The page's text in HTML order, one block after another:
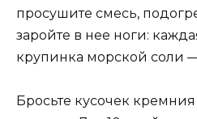
просушите смесь,
заройте в нее ноги:
крупинка морской соли
Бросьте кусочек